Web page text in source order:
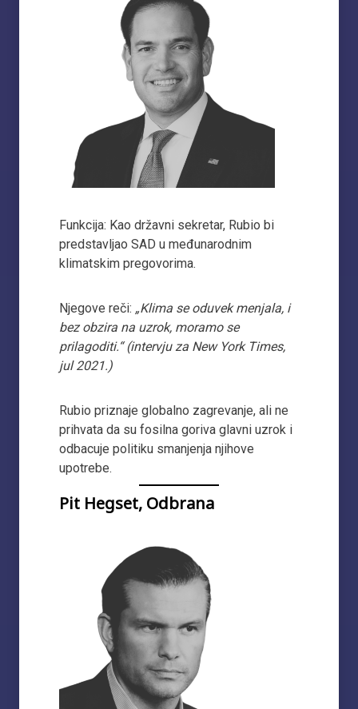
Funkcija: Kao državni sekretar, Rubio bi
predstavljao SAD u međunarodnim
klimatskim pregovorima.
Njegove reči: „Klima se oduvek menjala, i
bez obzira na uzrok, moramo se
prilagoditi.“ (intervju za New York Times,
jul 2021.)
Rubio priznaje globalno zagrevanje, ali ne
prihvata da su fosilna goriva glavni uzrok i
odbacuje politiku smanjenja njihove
upotrebe.
Pit Hegset, Odbrana